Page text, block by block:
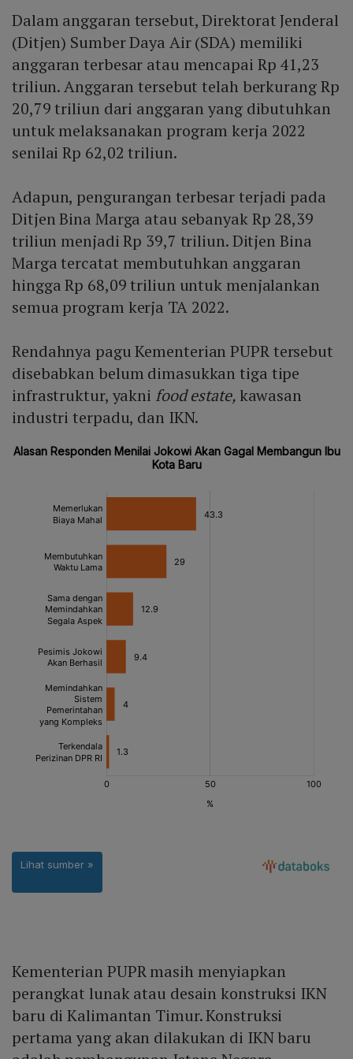
Dalam anggaran tersebut, Direktorat Jenderal
(Ditjen) Sumber Daya Air (SDA) memiliki
anggaran terbesar atau mencapai Rp 41,23
triliun. Anggaran tersebut telah berkurang Rp
20,79 triliun dari anggaran yang dibutuhkan
untuk melaksanakan program kerja 2022
senilai Rp 62,02 triliun.
Adapun, pengurangan terbesar terjadi pada
Ditjen Bina Marga atau sebanyak Rp 28,39
triliun menjadi Rp 39,7 triliun. Ditjen Bina
Marga tercatat membutuhkan anggaran
hingga Rp 68,09 triliun untuk menjalankan
semua program kerja TA 2022.
Rendahnya pagu Kementerian PUPR tersebut
disebabkan belum dimasukkan tiga tipe
infrastruktur, yakni food estate,kawasan
industri terpadu, dan IKN.
Kementerian PUPR masih menyiapkan
perangkat lunak atau desain konstruksi IKN
baru di Kalimantan Timur. Konstruksi
pertama yang akan dilakukan di IKN baru